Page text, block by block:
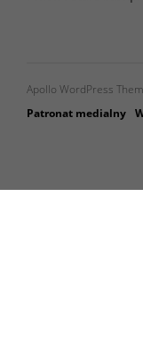
Apollo WordPress
Patronat medialny